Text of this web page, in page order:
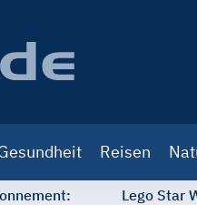
Reisen
Lego Star